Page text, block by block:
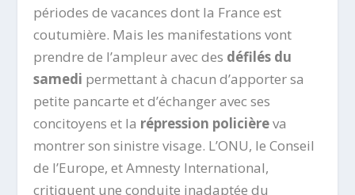
périodes de vacances dont la France est
coutumière. Mais les manifestations vont
prendre de l’ampleur avec des défilés du
samedi permettant à chacun d’apporter sa
petite pancarte et d’échanger avec ses
concitoyens et la répression policièreva
montrer son sinistre visage. L’ONU, le Conseil
de l’Europe, et Amnesty International,
critiquent une conduite inadaptée du